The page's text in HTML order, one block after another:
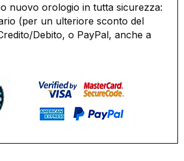
nuovo orologio in tutta sicurezza:
(per un ulteriore sconto del
Debito, o PayPal, anche a